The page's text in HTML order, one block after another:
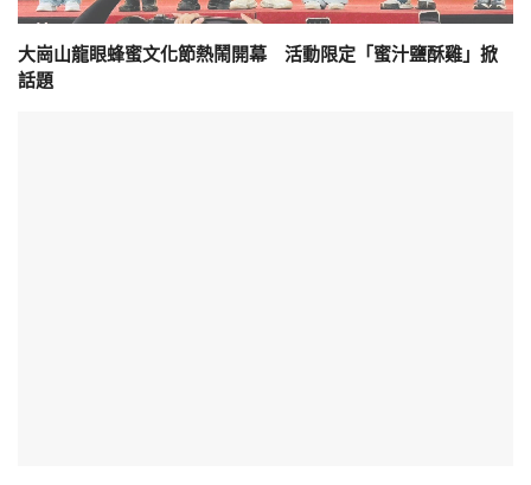
大崗山龍眼蜂蜜文化節熱鬧開幕 活動限定「蜜汁鹽酥雞」掀
話題